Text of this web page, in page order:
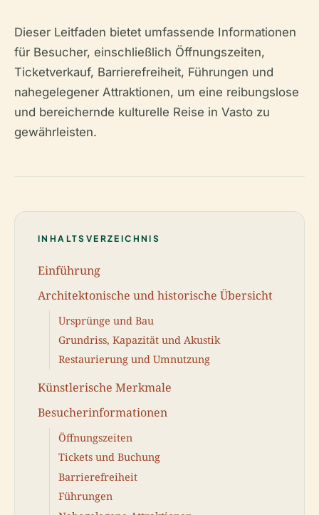
Dieser Leitfaden bietet umfassende Informationen
für Besucher, einschließlich Öffnungszeiten,
Ticketverkauf, Barrierefreiheit, Führungen und
nahegelegener Attraktionen, um eine reibungslose
und bereichernde kulturelle Reise in Vasto zu
gewährleisten.
INHALTSVERZEICHNIS
Einführung
Architektonische und historische Übersicht
Ursprünge und Bau
Grundriss, Kapazität und Akustik
Restaurierung und Umnutzung
Künstlerische Merkmale
Besucherinformationen
Öffnungszeiten
Tickets und Buchung
Barrierefreiheit
Führungen